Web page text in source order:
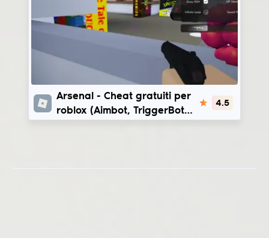
Arsenal
Arsenal - Cheat gratuiti per
roblox (Aimbot, TriggerBot,
4.5